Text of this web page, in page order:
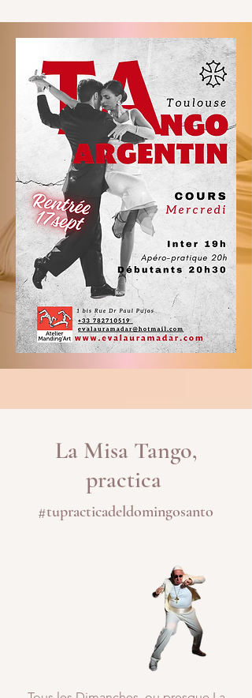
La Misa Tango,
practica
#tupracticadeldomingosanto